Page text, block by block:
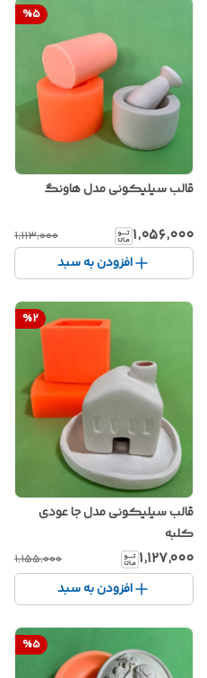
%5
قالب سیلیکونی مدل هاونگ
۱٬۰۵۶٬۰۰۰ ۱٬۱۱۳٬۰۰۰
افزودن به سبد
%2
قالب سیلیکونی مدل جا عودی
کلبه
۱٬۱۲۷٬۰۰۰ ۱٬۱۵۵٬۰۰۰
افزودن به سبد
%5